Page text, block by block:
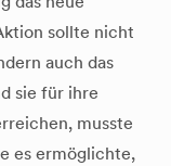
sollte nicht
auch das
sie für ihre
musste
es ermöglichte,